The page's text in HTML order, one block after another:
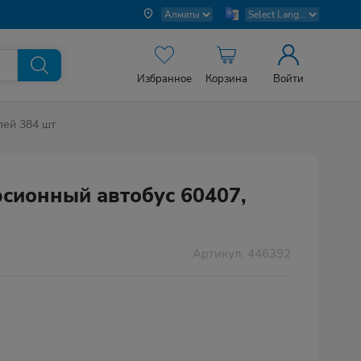
Избранное Корзина Войти
384 шт
автобус 60407,
Артикул: 446392